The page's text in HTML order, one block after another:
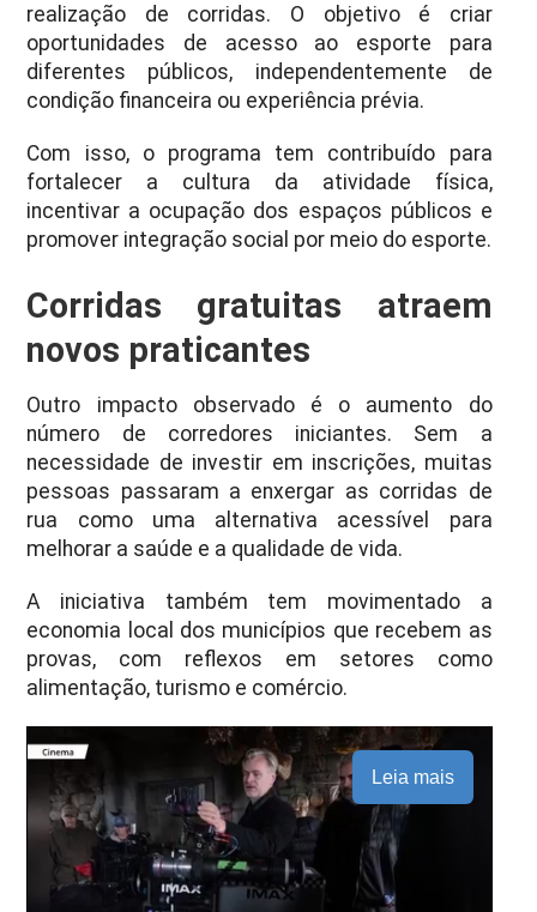
realização de corridas. O objetivo é criar
oportunidades de acesso ao esporte para
diferentes públicos, independentemente de
condição financeira ou experiência prévia.
Com isso, o programa tem contribuído para
fortalecer a cultura da atividade física,
incentivar a ocupação dos espaços públicos e
promover integração social por meio do esporte.
Corridas gratuitas atraem
novos praticantes
Outro impacto observado é o aumento do
número de corredores iniciantes. Sem a
necessidade de investir em inscrições, muitas
pessoas passaram a enxergar as corridas de
rua como uma alternativa acessível para
melhorar a saúde e a qualidade de vida.
A iniciativa também tem movimentado a
economia local dos municípios que recebem as
provas, com reflexos em setores como
alimentação, turismo e comércio.
Leia mais